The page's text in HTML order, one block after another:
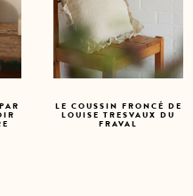
LE COUSSIN FRONCÉ DE
LOUISE TRESVAUX DU
FRAVAL